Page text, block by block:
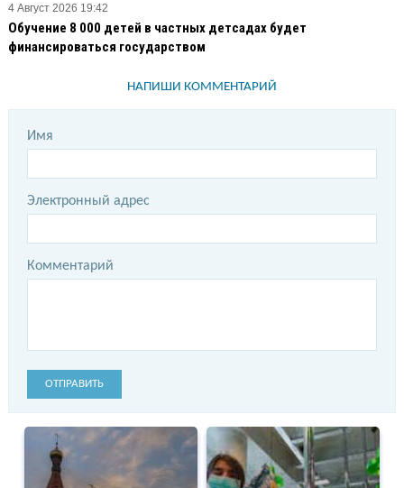
4 Август 2026 19:42
Обучение 8 000 детей в частных детсадах будет
финансироваться государством
НАПИШИ КОММЕНТАРИЙ
Имя
Электронный адрес
Комментарий
ОТПРАВИТЬ